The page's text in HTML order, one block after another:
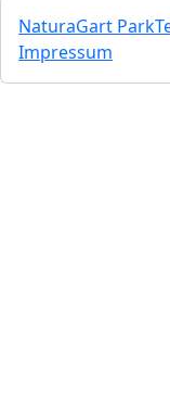
NaturaGart Park
Impressum